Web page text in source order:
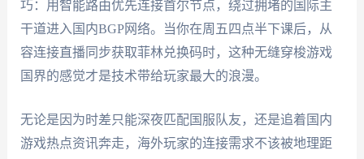
巧：用智能路由优先连接首尔节点，绕过拥堵的国际主
干道进入国内BGP网络。当你在周五四点半下课后，从
容连接直播同步获取菲林兑换码时，这种无缝穿梭游戏
国界的感觉才是技术带给玩家最大的浪漫。
无论是因为时差只能深夜匹配国服队友，还是追着国内
游戏热点资讯奔走，海外玩家的连接需求不该被地理距